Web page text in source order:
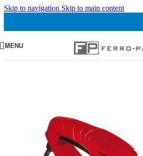
Skip to navigation Skip to main content
MENU